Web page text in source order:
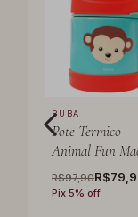
BUBA
Pote Termico
Animal Fun
R$97,90
Pix 5% off